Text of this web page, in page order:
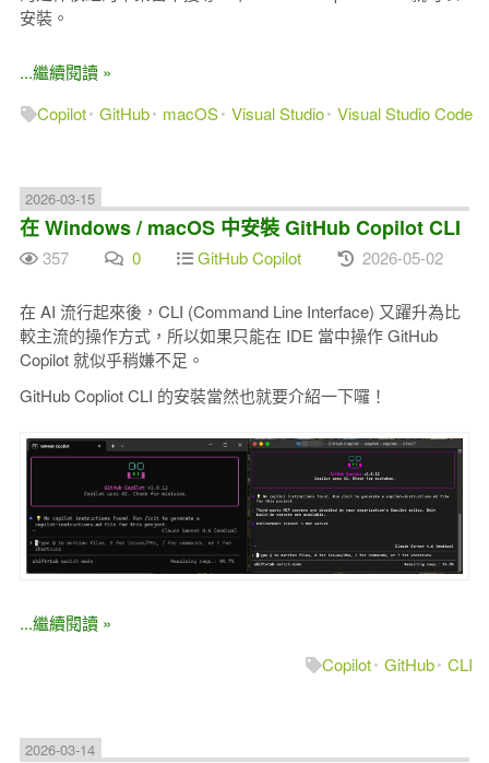
安裝。
...繼續閱讀 »
Copilot GitHub macOS Visual Studio Visual Studio Code
2026-03-15
在 Windows / macOS 中安裝 GitHub Copilot CLI
357 0 GitHub Copilot 2026-05-02
在 AI 流行起來後，CLI (Command Line Interface) 又躍升為比
較主流的操作方式，所以如果只能在 IDE 當中操作 GitHub
Copilot 就似乎稍嫌不足。
GitHub Copliot CLI 的安裝當然也就要介紹一下囉！
...繼續閱讀 »
Copilot GitHub CLI
2026-03-14